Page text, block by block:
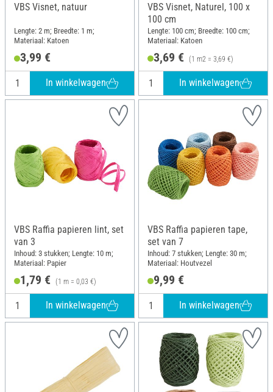
VBS Visnet, natuur
Lengte: 2 m; Breedte: 1 m;
Materiaal: Katoen
3,99 €
In winkelwagen
VBS Visnet, Naturel, 100 x
100 cm
Lengte: 100 cm; Breedte: 100 cm;
Materiaal: Katoen
3,69 € (1 m2 = 3,69 €)
In winkelwagen
VBS Raffia papieren lint, set
van 3
Inhoud: 3 stukken; Lengte: 10 m;
Materiaal: Papier
1,79 € (1 m = 0,03 €)
In winkelwagen
VBS Raffia papieren tape,
set van 7
Inhoud: 7 stukken; Lengte: 30 m;
Materiaal: Houtvezel
9,99 €
In winkelwagen